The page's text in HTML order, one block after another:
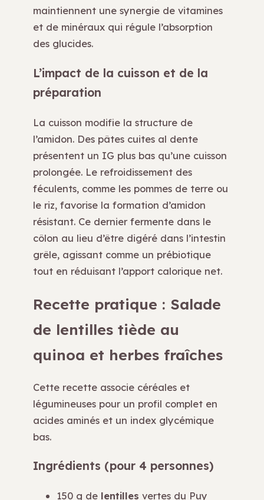
maintiennent une synergie de vitamines
et de minéraux qui régule l’absorption
des glucides.
L’impact de la cuisson et de la
préparation
La cuisson modifie la structure de
l’amidon. Des pâtes cuites al dente
présentent un IG plus bas qu’une cuisson
prolongée. Le refroidissement des
féculents, comme les pommes de terre ou
le riz, favorise la formation d’amidon
résistant. Ce dernier fermente dans le
côlon au lieu d’être digéré dans l’intestin
grêle, agissant comme un prébiotique
tout en réduisant l’apport calorique net.
Recette pratique : Salade
de lentilles tiède au
quinoa et herbes fraîches
Cette recette associe céréales et
légumineuses pour un profil complet en
acides aminés et un index glycémique
bas.
Ingrédients (pour 4 personnes)
150 g de lentilles vertes du Puy